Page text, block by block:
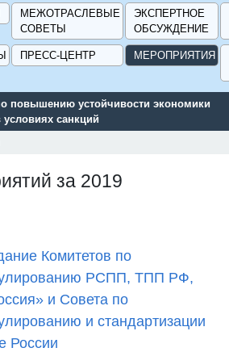
МЕЖОТРАСЛЕВЫЕ
СОВЕТЫ
ЭКСПЕРТНОЕ
ОБСУЖДЕНИЕ
ПРЕСС-ЦЕНТР МЕРОПРИЯТИЯ
повышению устойчивости экономики
санкций
за 2019
Комитетов по
РСПП, ТПП РФ,
и Совета по
и стандартизации
России